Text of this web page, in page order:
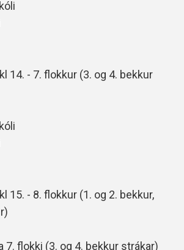
14. - 7. flokkur (3. og 4. bekkur
15. - 8. flokkur (1. og 2. bekkur,
flokki (3. og 4. bekkur strákar)